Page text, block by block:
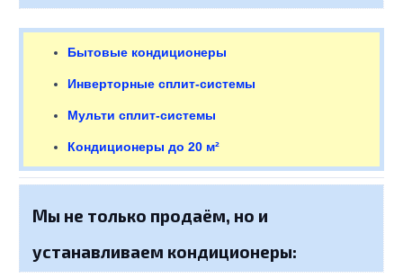
Бытовые кондиционеры
Инверторные сплит-системы
Мульти сплит-системы
Кондиционеры до 20 м²
Мы не только продаём, но и
устанавливаем кондиционеры: